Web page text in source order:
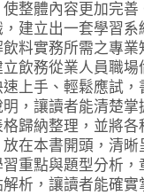
整體內容更加完善
立出一套學習系
料實務所需之專業
飲務從業人員職場
上手、輕鬆應試，
，讓讀者能清楚掌
納整理，並將各
在本書開頭，清晰
重點與題型分析，
析，讓讀者能確實